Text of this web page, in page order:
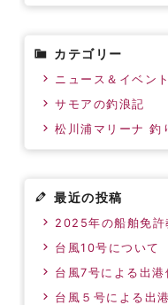
カテゴリー
ニュース＆イベン
サモアの釣浪記
松川浦マリーナ 釣
最近の投稿
2025年の船舶免許
台風10号について
台風7号による出港
台風５号による出